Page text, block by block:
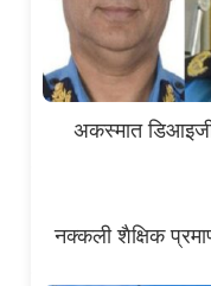
अकस्मात
नक्कली शैक्षिक